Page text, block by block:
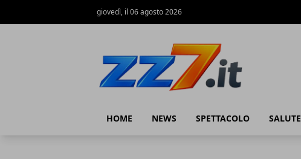
giovedì, il 06 agosto 2026
HOME NEWS SPETTACOLO SALUTE